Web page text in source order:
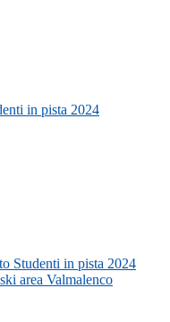
in pista 2024
Studenti in pista 2024
area Valmalenco